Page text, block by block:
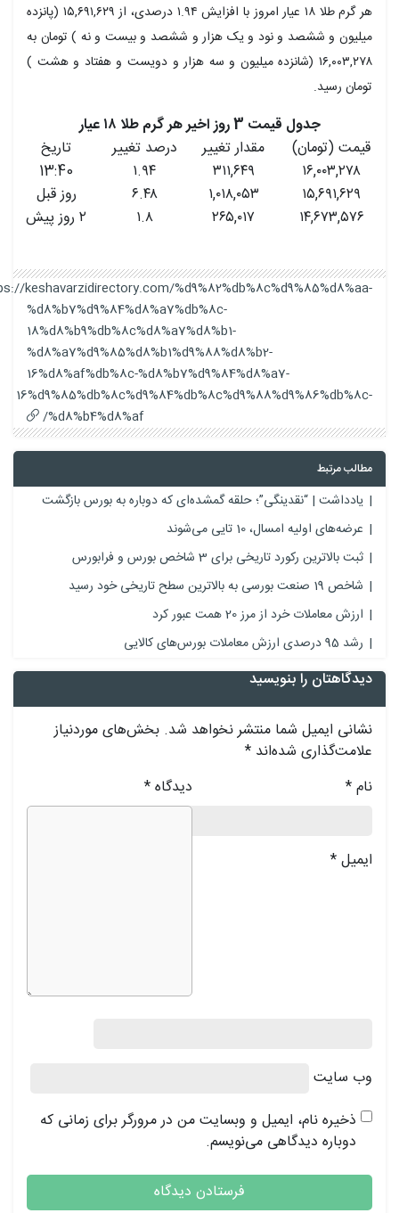
هر گرم طلا ۱۸ عیار امروز با افزایش ۱.۹۴ درصدی، از ۱۵,۶۹۱,۶۲۹ (پانزده
میلیون و ششصد و نود و یک هزار و ششصد و بیست و نه ) تومان به
۱۶,۰۰۳,۲۷۸ (شانزده میلیون و سه هزار و دویست و هفتاد و هشت )
تومان رسید.
جدول قیمت 3 روز اخیر هر گرم طلا ۱۸ عیار
قیمت (تومان)
مقدار تغییر درصد تغییر
تاریخ
۱۶,۰۰۳,۲۷۸
۳۱۱,۶۴۹ ۱.۹۴
13:40
۱۵,۶۹۱,۶۲۹
۱,۰۱۸,۰۵۳ ۶.۴۸
روز قبل
۱۴,۶۷۳,۵۷۶
۲۶۵,۰۱۷
https://keshavarzidirectory.com/%d9%82%db%8c%d9%85%d8%aa-
%d8%b7%d9%84%d8%a7%db%8c-
18%d8%b9%db%8c%d8%a7%d8%b1-
%d8%a7%d9%85%d8%b1%d9%88%d8%b2-
16%d8%af%db%8c-%d8%b7%d9%84%d8%a7-
16%d9%85%db%8c%d9%84%db%8c%d9%88%d9%86%db%8c-
%d8%b4%d8%af/
مطالب مرتبط
یادداشت | “نقدینگی”؛ حلقه گمشده‌ای که دوباره به بورس بازگشت
عرضه‌های اولیه امسال، 10 تایی می‌شوند
ثبت بالاترین رکورد تاریخی برای 3 شاخص بورس و فرابورس
شاخص 19 صنعت بورسی به بالاترین سطح تاریخی خود رسید
ارزش معاملات خرد از مرز 20 همت عبور کرد
رشد 95 درصدی ارزش معاملات بورس‌های کالایی
دیدگاهتان را بنویسید
نشانی ایمیل شما منتشر نخواهد شد.بخش‌های موردنیاز
علامت‌گذاری شده‌اند*
دیدگاه* نام*
ایمیل*
وب‌ سایت
ذخیره نام، ایمیل و وبسایت من در مرورگر برای زمانی که
دوباره دیدگاهی می‌نویسم.